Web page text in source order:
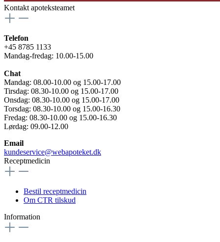
Kontakt apoteksteamet
Telefon
+45 8785 1133
Mandag-fredag: 10.00-15.00
Chat
Mandag: 08.00-10.00 og 15.00-17.00
Tirsdag: 08.30-10.00 og 15.00-17.00
Onsdag: 08.30-10.00 og 15.00-17.00
Torsdag: 08.30-10.00 og 15.00-16.30
Fredag: 08.30-10.00 og 15.00-16.30
Lørdag: 09.00-12.00
Email
kundeservice@webapoteket.dk
Receptmedicin
Bestil receptmedicin
Om CTR tilskud
Information